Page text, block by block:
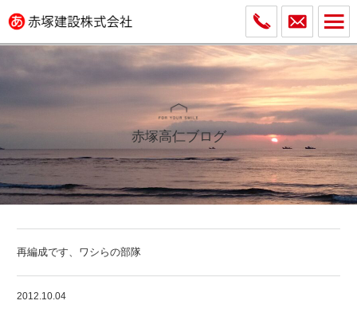
赤塚高仁ブログ
再編成です、ワシらの部隊
2012.10.04